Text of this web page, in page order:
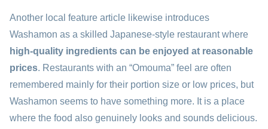
Another local feature article likewise introduces
Washamon as a skilled Japanese-style restaurant where
high-quality ingredients can be enjoyed at reasonable
prices. Restaurants with an “Omouma” feel are often
remembered mainly for their portion size or low prices, but
Washamon seems to have something more. It is a place
where the food also genuinely looks and sounds delicious.